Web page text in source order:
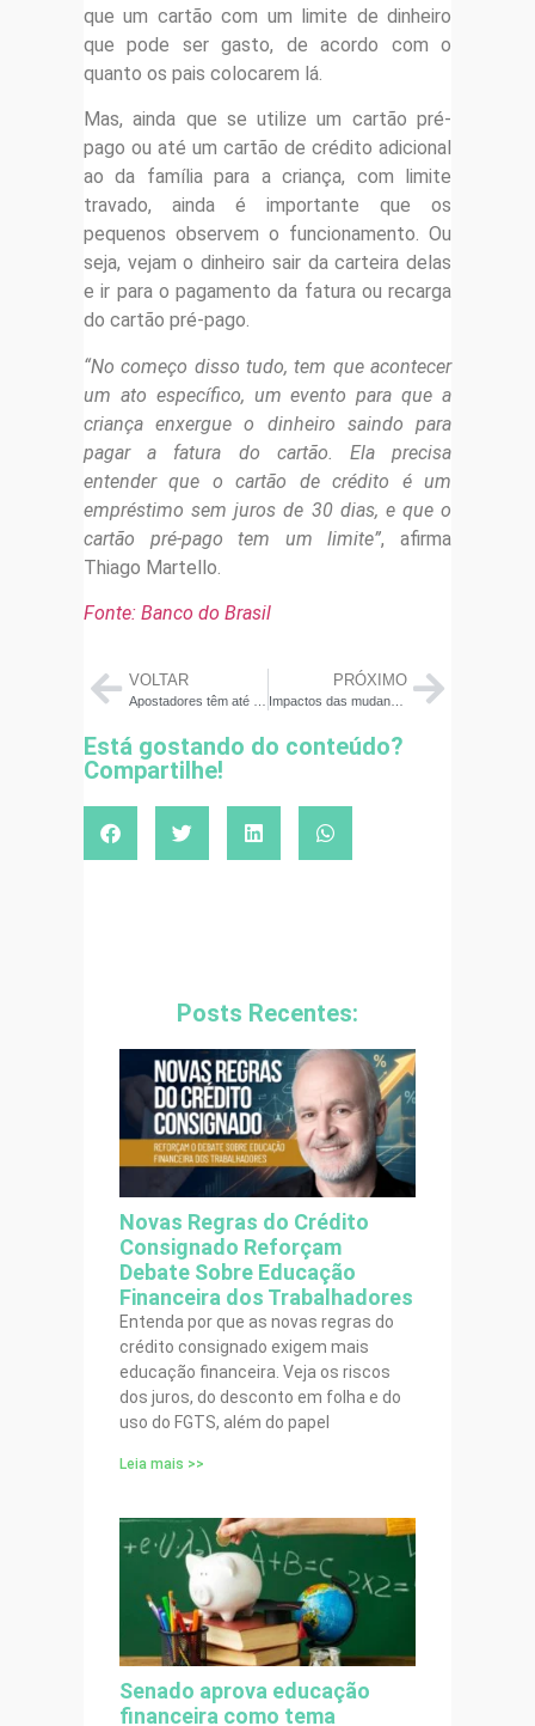
que um cartão com um limite de dinheiro
que pode ser gasto, de acordo com o
quanto os pais colocarem lá.
Mas, ainda que se utilize um cartão pré-
pago ou até um cartão de crédito adicional
ao da família para a criança, com limite
travado, ainda é importante que os
pequenos observem o funcionamento. Ou
seja, vejam o dinheiro sair da carteira delas
e ir para o pagamento da fatura ou recarga
do cartão pré-pago.
“No começo disso tudo, tem que acontecer
um ato específico, um evento para que a
criança enxergue o dinheiro saindo para
pagar a fatura do cartão. Ela precisa
entender que o cartão de crédito é um
empréstimo sem juros de 30 dias, e que o
cartão pré-pago tem um limite”, afirma
Thiago Martello.
Fonte: Banco do Brasil
VOLTAR
Apostadores têm até 10 de outubro para retirar dinheiro de sites de apostas
PRÓXIMO
Impactos das mudanças nos financiamentos imobiliários da Caixa Econômica Federal
Está gostando do conteúdo?
Compartilhe!
Posts Recentes:
Novas Regras do Crédito
Consignado Reforçam
Debate Sobre Educação
Financeira dos Trabalhadores
Entenda por que as novas regras do
crédito consignado exigem mais
educação financeira. Veja os riscos
dos juros, do desconto em folha e do
uso do FGTS, além do papel
Leia mais >>
Senado aprova educação
financeira como tema